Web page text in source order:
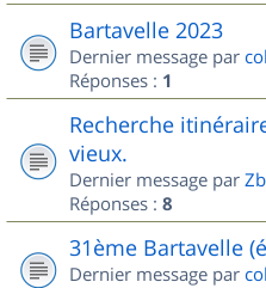
Bartavelle 2023
Dernier message par
Réponses : 1
Recherche
vieux.
Dernier message par
Réponses : 8
31ème Bartavelle
Dernier message par